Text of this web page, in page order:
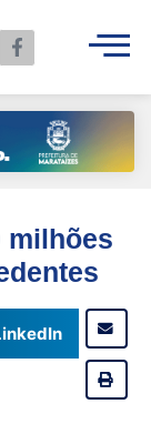
milhões